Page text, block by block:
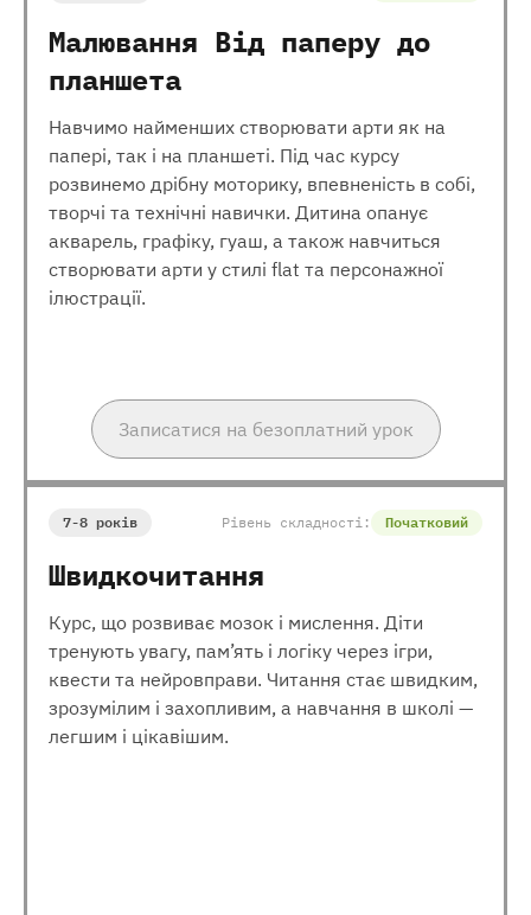
Малювання Від паперу до
планшета
Навчимо найменших створювати арти як на
папері, так і на планшеті. Під час курсу
розвинемо дрібну моторику, впевненість в собі,
творчі та технічні навички. Дитина опанує
акварель, графіку, гуаш, а також навчиться
створювати арти у стилі flat та персонажної
ілюстрації.
Записатися на безоплатний урок
7-8 років Рівень складності: Початковий
Швидкочитання
Курс, що розвиває мозок і мислення. Діти
тренують увагу, пам’ять і логіку через ігри,
квести та нейровправи. Читання стає швидким,
зрозумілим і захопливим, а навчання в школі —
легшим і цікавішим.